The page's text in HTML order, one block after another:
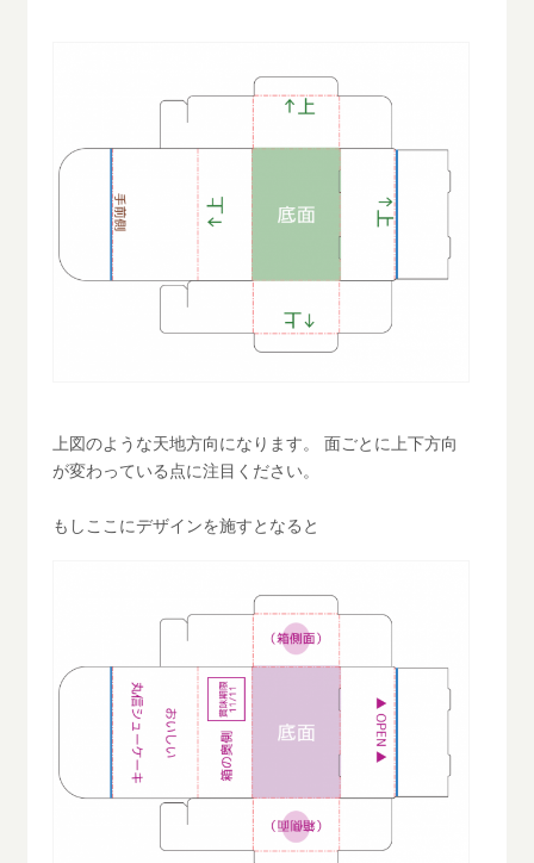
上図のような天地方向になります。 面ごとに上下方向
が変わっている点に注目ください。
もしここにデザインを施すとなると